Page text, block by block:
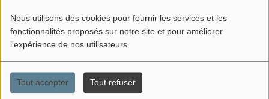
Nous utilisons des cookies pour fournir les services et les
fonctionnalités proposés sur notre site et pour améliorer
l'expérience de nos utilisateurs.
Tout accepter Tout refuser